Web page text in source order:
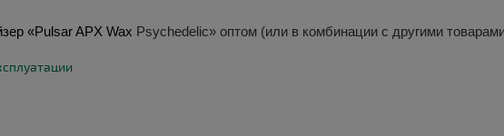
«Pulsar APX Wax Psychedelic» оптом (или в комбинации с другими